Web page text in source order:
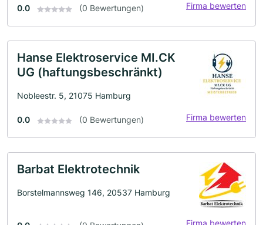
0.0 (0 Bewertungen) Firma bewerten
Hanse Elektroservice MI.CK
UG (haftungsbeschränkt)
Nobleestr. 5, 21075 Hamburg
0.0 (0 Bewertungen) Firma bewerten
Barbat Elektrotechnik
Borstelmannsweg 146, 20537 Hamburg